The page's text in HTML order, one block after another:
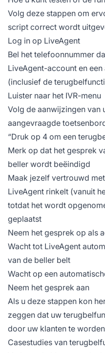
Volg deze stappen om
script correct wordt
Log in op LiveAgent
Bel het telefoonnummer
LiveAgent-account en
(inclusief de
Luister naar het IVR-menu
Volg de aanwijzingen van
aangevraagde
“Druk op 4 om een
Merk op dat het gesprek
beller wordt beëindigd
Maak jezelf vertrouwd
LiveAgent rinkelt (vanuit
totdat het wordt
geplaatst
Neem het gesprek op als
Wacht tot LiveAgent
van de beller belt
Wacht op een
Neem het gesprek aan
Als u deze stappen kon
zeggen dat uw
door uw klanten te
Casestudies van